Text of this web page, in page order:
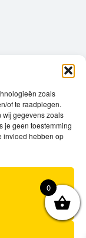
zoals
of te raadplegen.
wij gegevens zoals
je geen toestemming
invloed hebben op
0